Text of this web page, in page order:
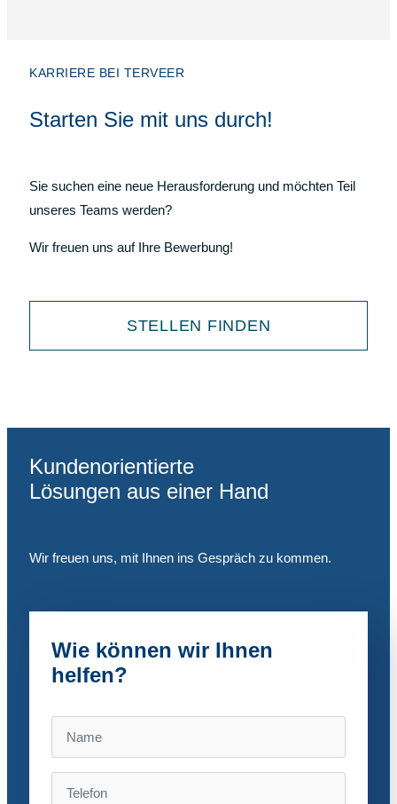
KARRIERE BEI TERVEER
Starten Sie mit uns durch!
Sie suchen eine neue Herausforderung und möchten Teil
unseres Teams werden?
Wir freuen uns auf Ihre Bewerbung!
STELLEN FINDEN
Kundenorientierte
Lösungen aus einer Hand
Wir freuen uns, mit Ihnen ins Gespräch zu kommen.
Wie können wir Ihnen
helfen?